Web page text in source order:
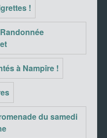
!
à Nampîre !
du samedi